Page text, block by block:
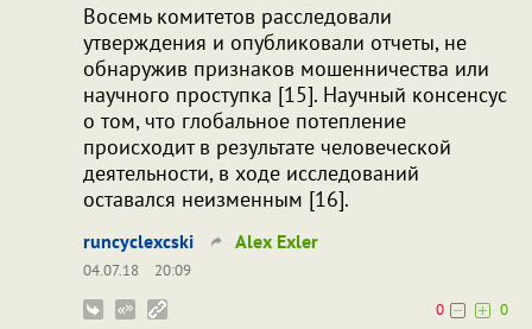
Восемь комитетов расследовали
утверждения и опубликовали отчеты, не
обнаружив признаков мошенничества или
научного проступка [15]. Научный консенсус
о том, что глобальное потепление
происходит в результате человеческой
деятельности, в ходе исследований
оставался неизменным [16].
runcyclexcski Alex Exler
04.07.18
20:09
0
0